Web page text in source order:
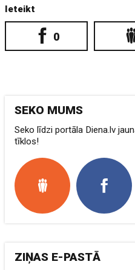
Ieteikt
0
SEKO MUMS
Seko līdzi portāla Diena.lv
tīklos!
ZIŅAS E-PASTĀ